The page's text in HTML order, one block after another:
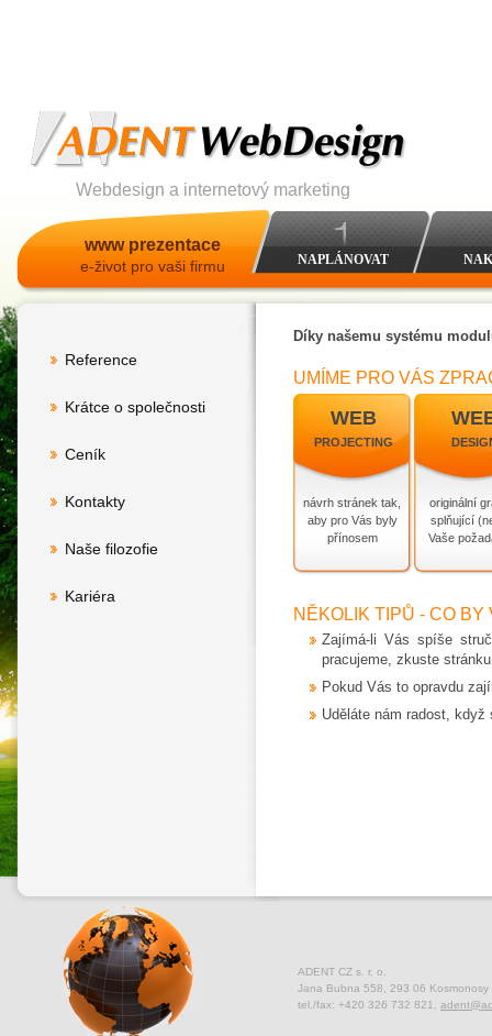
Webdesign a internetový marketing
www prezentace
e-život pro vaši firmu NAPLÁNOVAT
Reference
Krátce o společnosti
Ceník
Kontakty
Naše filozofie
Kariéra
Díky našemu systému
UMÍME PRO VÁS
WEB
PROJECTING
návrh stránek tak,
aby pro Vás byly
přínosem
originální
splňující
Vaše
NĚKOLIK TIPŮ - CO
Zajímá-li Vás spíše
pracujeme, zkuste
Pokud Vás to opravdu
Uděláte nám radost,
ADENT CZ s. r. o.
Jana Bubna 558, 293 06 Kosmonosy
tel./fax: +420 326 732 821,